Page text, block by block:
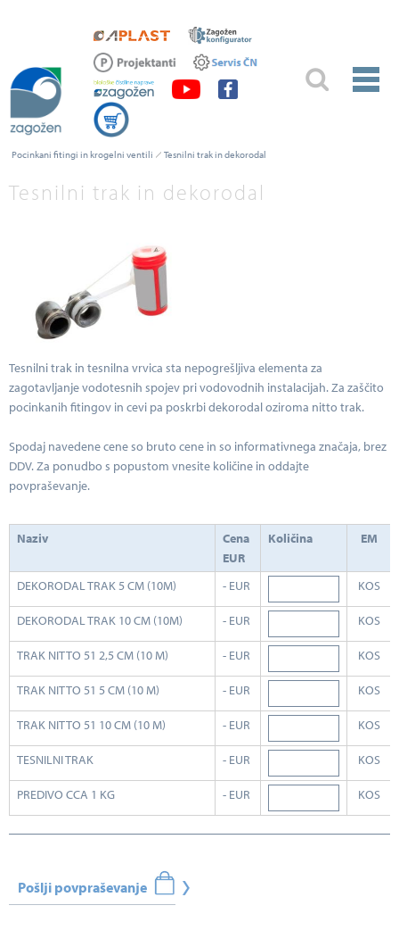
Pocinkani fitingi in krogelni ventili Tesnilni trak in dekorodal
Tesnilni trak in dekorodal
Tesnilni trak in tesnilna vrvica sta nepogrešljiva elementa za
zagotavljanje vodotesnih spojev pri vodovodnih instalacijah. Za zaščito
pocinkanih fitingov in cevi pa poskrbi dekorodal oziroma nitto trak.
Spodaj navedene cene so bruto cene in so informativnega značaja, brez
DDV. Za ponudbo s popustom vnesite količine in oddajte
povpraševanje.
Naziv
Cena
EUR
Količina EM
DEKORODAL TRAK 5 CM (10M) - EUR KOS
DEKORODAL TRAK 10 CM (10M) - EUR KOS
TRAK NITTO 51 2,5 CM (10 M) - EUR KOS
TRAK NITTO 51 5 CM (10 M) - EUR KOS
TRAK NITTO 51 10 CM (10 M) - EUR KOS
TESNILNI TRAK - EUR KOS
PREDIVO CCA 1 KG - EUR KOS
Pošlji povpraševanje